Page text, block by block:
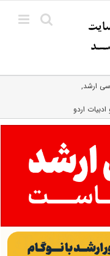
ارشد
اردو